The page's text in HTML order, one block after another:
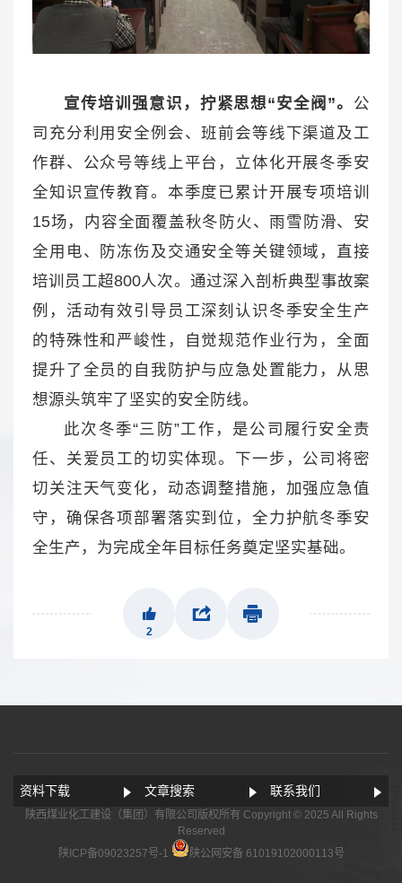
宣传培训强意识，拧紧思想“安全阀”。 公
司充分利用安全例会、班前会等线下渠道及工
作群、公众号等线上平台，立体化开展冬季安
全知识宣传教育。本季度已累计开展专项培训
15场，内容全面覆盖秋冬防火、雨雪防滑、安
全用电、防冻伤及交通安全等关键领域，直接
培训员工超800人次。通过深入剖析典型事故案
例，活动有效引导员工深刻认识冬季安全生产
的特殊性和严峻性，自觉规范作业行为，全面
提升了全员的自我防护与应急处置能力，从思
想源头筑牢了坚实的安全防线。
此次冬季“三防”工作，是公司履行安全责
任、关爱员工的切实体现。下一步，公司将密
切关注天气变化，动态调整措施，加强应急值
守，确保各项部署落实到位，全力护航冬季安
全生产，为完成全年目标任务奠定坚实基础。
2
资料下载 文章搜索 联系我们
陕西煤业化工建设（集团）有限公司版权所有 Copyright © 2025 All Rights
Reserved
陕ICP备09023257号-1
陕公网安备 61019102000113号